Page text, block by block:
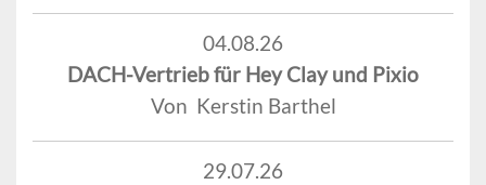
04.08.26
DACH-Vertrieb für Hey Clay und Pixio
Von Kerstin Barthel
29.07.26